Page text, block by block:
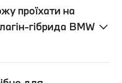
проїхати на
гібрида BMW